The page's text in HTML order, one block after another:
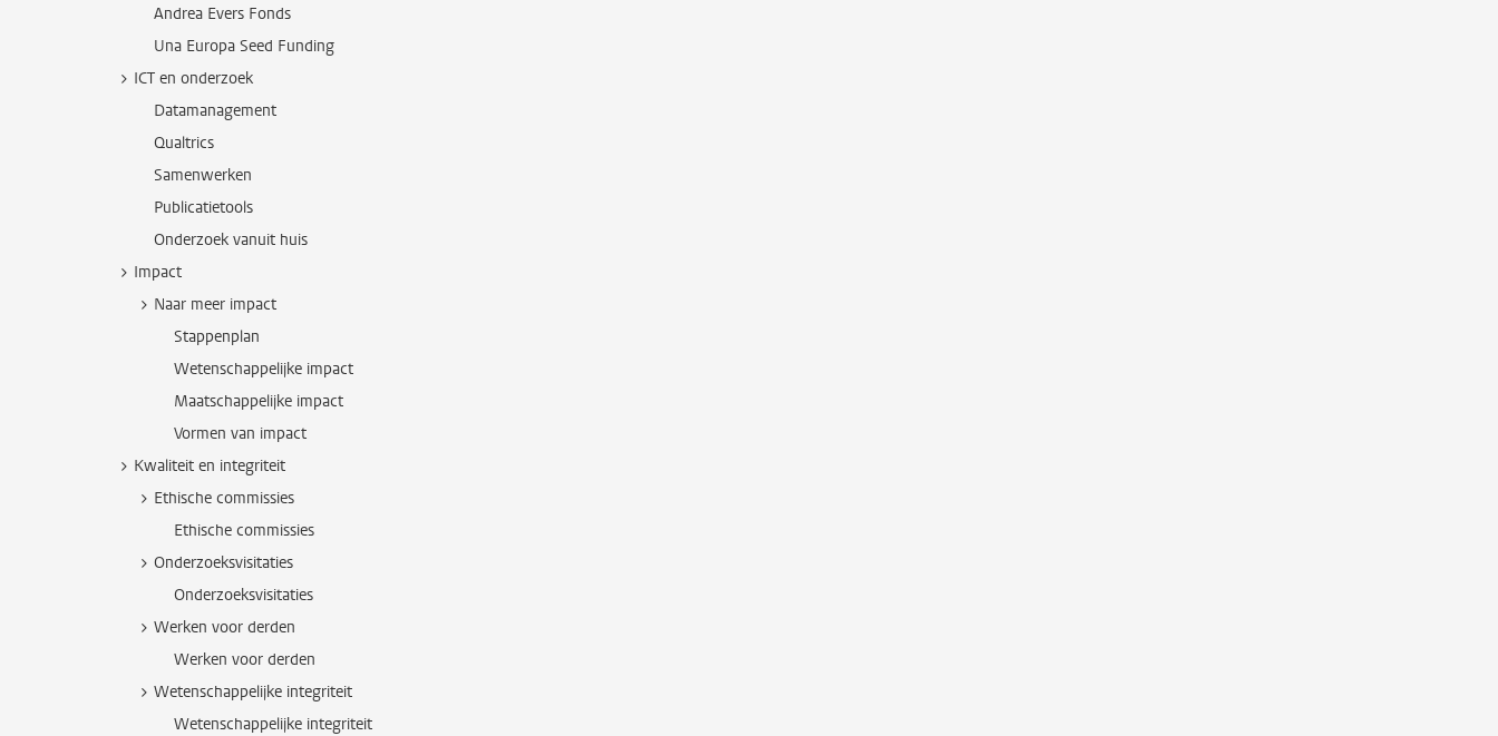
Andrea Evers Fonds
Una Europa Seed Funding
ICT en onderzoek
Datamanagement
Qualtrics
Samenwerken
Publicatietools
Onderzoek vanuit huis
Impact
Naar meer impact
Stappenplan
Wetenschappelijke impact
Maatschappelijke impact
Vormen van impact
Kwaliteit en integriteit
Ethische commissies
Ethische commissies
Onderzoeksvisitaties
Onderzoeksvisitaties
Werken voor derden
Werken voor derden
Wetenschappelijke integriteit
Wetenschappelijke integriteit